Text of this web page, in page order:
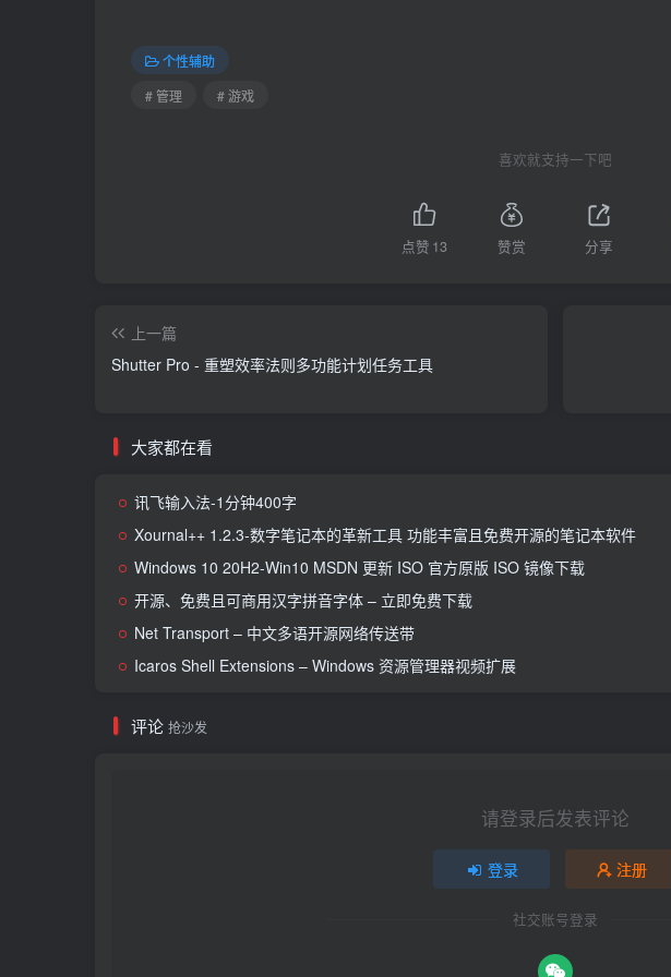
个性辅助
# 管理
# 游戏
喜欢就支持一下吧
点赞 13 赞赏 分享
上一篇
Shutter Pro - 重塑效率法则多功能计划任务工具
大家都在看
讯飞输入法-1分钟400字
Xournal++ 1.2.3-数字笔记本的革新工具 功能丰富且免费开源的笔记本软件
Windows 10 20H2-Win10 MSDN 更新 ISO 官方原版 ISO 镜像下载
开源、免费且可商用汉字拼音字体 – 立即免费下载
Net Transport – 中文多语开源网络传送带
Icaros Shell Extensions – Windows 资源管理器视频扩展
评论 抢沙发
请登录后发表评论
登录 注册
社交账号登录